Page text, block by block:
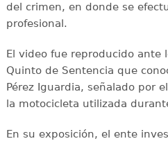
del crimen, en donde se
profesional.
El video fue reproducido ante
Quinto de Sentencia que
Pérez Iguardia, señalado por
la motocicleta utilizada
En su exposición, el ente